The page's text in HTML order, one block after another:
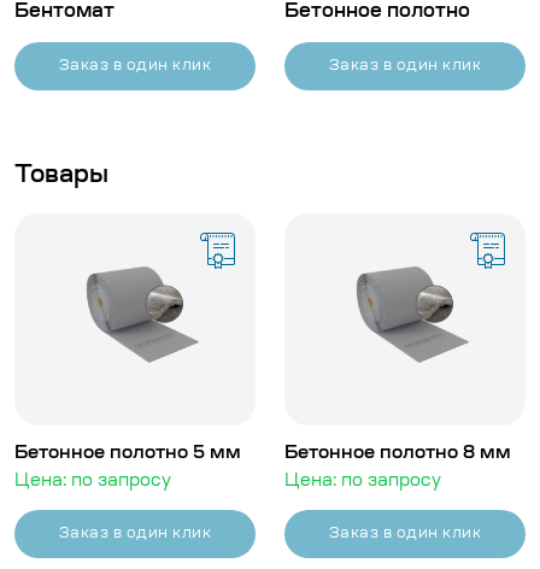
Бентомат
Заказ в один клик
Бетонное полотно
Заказ в один клик
Товары
Бетонное полотно 5 мм
Цена: по запросу
Заказ в один клик
Бетонное полотно 8 мм
Цена: по запросу
Заказ в один клик